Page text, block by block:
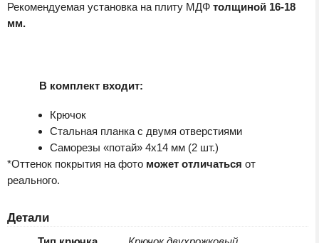
Рекомендуемая установка на плиту МДФ толщиной 16-18
мм.
В комплект входит:
Крючок
Стальная планка с двумя отверстиями
Саморезы «потай» 4х14 мм (2 шт.)
*Оттенок покрытия на фото может отличаться от
реального.
Детали